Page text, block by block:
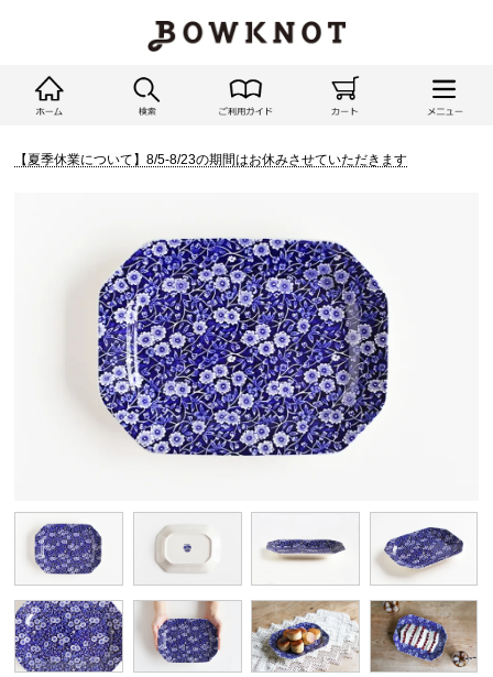
【夏季休業について】8/5-8/23の期間はお休みさせていただきます